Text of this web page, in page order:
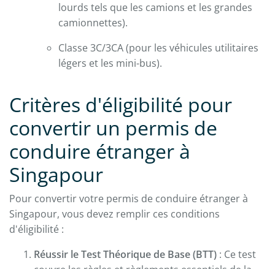
lourds tels que les camions et les grandes
camionnettes).
Classe 3C/3CA (pour les véhicules utilitaires
légers et les mini-bus).
Critères d'éligibilité pour
convertir un permis de
conduire étranger à
Singapour
Pour convertir votre permis de conduire étranger à
Singapour, vous devez remplir ces conditions
d'éligibilité :
Réussir le Test Théorique de Base (BTT) : Ce test